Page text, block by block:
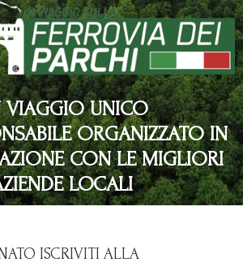
VIAGGIO UNICO
ORGANIZZATO IN
CON LE MIGLIORI
LOCALI
ISCRIVITI ALLA